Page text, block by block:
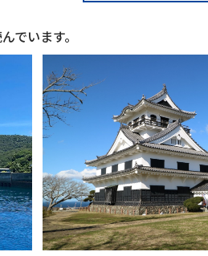
でいます。